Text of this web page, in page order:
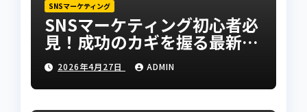
SNSマーケティング
SNSマーケティング初心者必
見！成功のカギを握る最新手
法とは？
2026年4月27日 ADMIN